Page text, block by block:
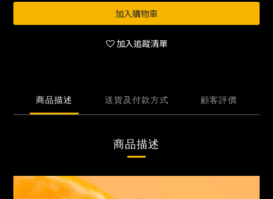
加入購物車
加入追蹤清單
商品描述 送貨及付款方式 顧客評價
商品描述